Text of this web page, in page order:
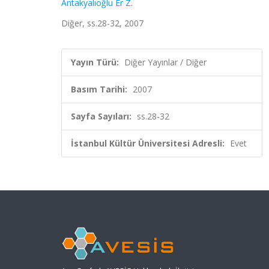
Antakyalıoğlu Er Z.
Diğer, ss.28-32, 2007
Yayın Türü: Diğer Yayınlar / Diğer
Basım Tarihi: 2007
Sayfa Sayıları: ss.28-32
İstanbul Kültür Üniversitesi Adresli: Evet